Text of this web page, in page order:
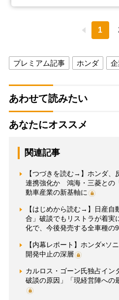
1
プレミアム記事 ホンダ
あわせて読みたい
あなたにオススメ
関連記事
【つづきを読む→】ホンダ、
連携強化か 鴻海・三菱との
動車産業の新基軸に
【はじめから読む→】日産自
合」破談でもリストラが着
化で、今後発売する全車種の
【内幕レポート】ホンダ×ソ
開発中止の深層
カルロス・ゴーン氏独占イン
破談の原因」「現経営陣へ